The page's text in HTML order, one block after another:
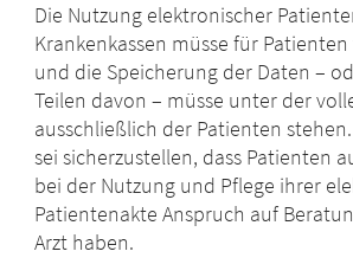
Die Nutzung elektronischer
Krankenkassen müsse für
und die Speicherung der Daten –
Teilen davon – müsse unter der
ausschließlich der Patienten
sei sicherzustellen, dass Patienten
bei der Nutzung und Pflege ihrer
Patientenakte Anspruch auf
Arzt haben.